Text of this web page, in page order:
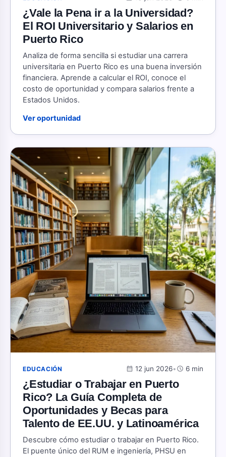
¿Vale la Pena ir a la Universidad?
El ROI Universitario y Salarios en
Puerto Rico
Analiza de forma sencilla si estudiar una carrera
universitaria en Puerto Rico es una buena inversión
financiera. Aprende a calcular el ROI, conoce el
costo de oportunidad y compara salarios frente a
Estados Unidos.
Ver oportunidad
EDUCACIÓN calendar_month 12 jun 2026•schedule 6 min
¿Estudiar o Trabajar en Puerto
Rico? La Guía Completa de
Oportunidades y Becas para
Talento de EE.UU. y Latinoamérica
Descubre cómo estudiar o trabajar en Puerto Rico.
El puente único del RUM e ingeniería, PHSU en